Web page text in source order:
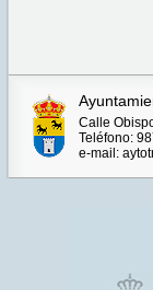
Calle
Teléfono:
e-mail: